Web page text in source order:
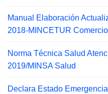
Manual Elaboración
2018-MINCETUR
Norma Técnica Salud
2019/MINSA Salud
Declara Estado